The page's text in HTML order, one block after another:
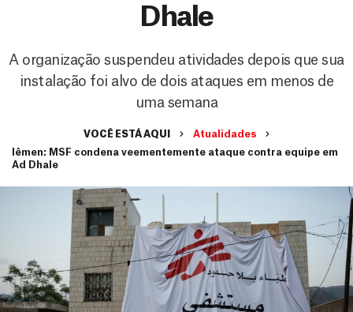
Dhale
A organização suspendeu atividades depois que sua
instalação foi alvo de dois ataques em menos de
uma semana
VOCÊ ESTÁ AQUI
Atualidades
Iêmen: MSF condena veementemente ataque contra equipe em
Ad Dhale